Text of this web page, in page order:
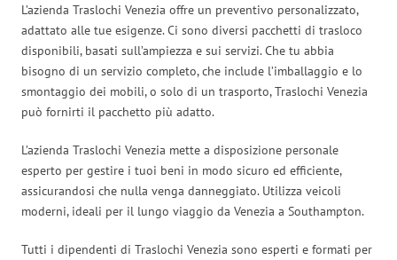
L’azienda Traslochi Venezia offre un preventivo personalizzato,
adattato alle tue esigenze. Ci sono diversi pacchetti di trasloco
disponibili, basati sull’ampiezza e sui servizi. Che tu abbia
bisogno di un servizio completo, che include l’imballaggio e lo
smontaggio dei mobili, o solo di un trasporto, Traslochi Venezia
può fornirti il pacchetto più adatto.
L’azienda Traslochi Venezia mette a disposizione personale
esperto per gestire i tuoi beni in modo sicuro ed efficiente,
assicurandosi che nulla venga danneggiato. Utilizza veicoli
moderni, ideali per il lungo viaggio da Venezia a Southampton.
Tutti i dipendenti di Traslochi Venezia sono esperti e formati per